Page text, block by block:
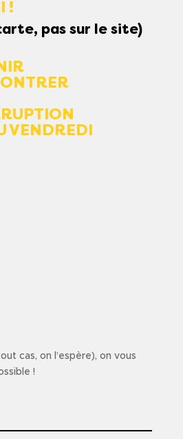
!
pas sur le site)
VENDREDI
cas, on l’espère), on vous
!